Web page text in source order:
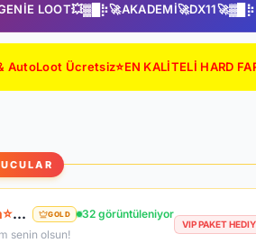
LOOT💥▓█⡷🚀AKADEMİ🚀DX11🚀▓█⡷
AutoLoot Ücretsiz⭐EN KALİTELİ HARD
⭐LunarKO Efsanesi Dönüyor!⭐31 Temmuz Official⭐23 Temmuz Ödüllü Beta⭐VIP PAKET HEDİYE⭐V2585Dx11⭐ GOLD
32 görüntüleniyor
senin olsun!
VIP PAKET